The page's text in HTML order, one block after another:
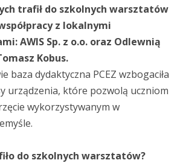
trafił do szkolnych warsztatów
z lokalnymi
AWIS Sp. z o.o. oraz Odlewnią
Kobus.
baza dydaktyczna PCEZ wzbogaciła
urządzenia, które pozwolą uczniom
wykorzystywanym w
do szkolnych warsztatów?